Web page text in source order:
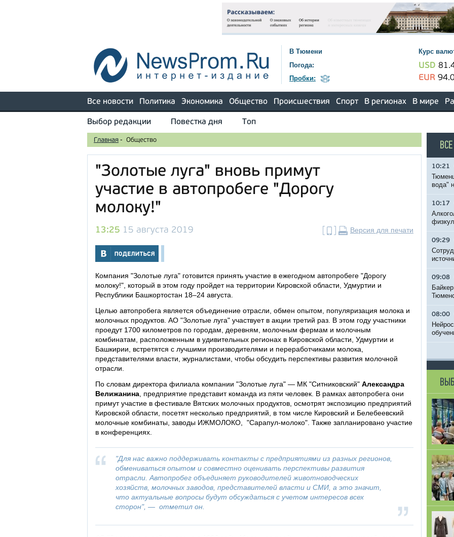
В Тюмени
Погода:
Пробки:
Курс
USD
EUR
Все новости Политика Экономика Общество Происшествия Спорт В регионах В мире
Выбор редакции Повестка дня Топ
Главная - Общество
"Золотые луга" вновь примут
участие в автопробеге "Дорогу
молоку!"
13:25 15 августа 2019 Версия для печати
Компания "Золотые луга" готовится принять участие в ежегодном автопробеге "Дорогу
молоку!", который в этом году пройдет на территории Кировской области, Удмуртии и
Республики Башкортостан 18–24 августа.
Целью автопробега является объединение отрасли, обмен опытом, популяризация молока и
молочных продуктов. АО "Золотые луга" участвует в акции третий раз. В этом году участники
проедут 1700 километров по городам, деревням, молочным фермам и молочным
комбинатам, расположенным в удивительных регионах в Кировской области, Удмуртии и
Башкирии, встретятся с лучшими производителями и переработчиками молока,
представителями власти, журналистами, чтобы обсудить перспективы развития молочной
отрасли.
По словам директора филиала компании "Золотые луга" — МК "Ситниковский" Александра
Велижанина , предприятие представит команда из пяти человек. В рамках автопробега они
примут участие в фестивале Вятских молочных продуктов, осмотрят экспозицию предприятий
Кировской области, посетят несколько предприятий, в том числе Кировский и Белебеевский
молочные комбинаты, заводы ИЖМОЛОКО, "Сарапул-молоко". Также запланировано участие
в конференциях.
"Для нас важно поддерживать контакты с предприятиями из разных регионов,
обмениваться опытом и совместно оценивать перспективы развития
отрасли. Автопробег объединяет руководителей животноводческих
хозяйств, молочных заводов, представителей власти и СМИ, а это значит,
что актуальные вопросы будут обсуждаться с учетом интересов всех
сторон", — отметил он.
10:21
вода"
10:17
09:29
09:08
08:00